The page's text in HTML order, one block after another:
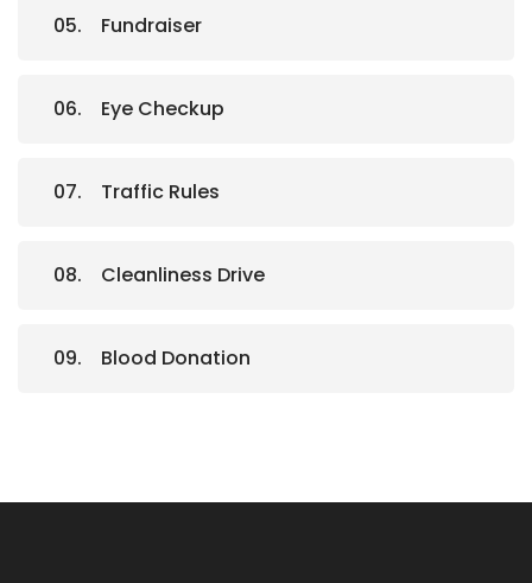
Fundraiser
Eye Checkup
Traffic Rules
Cleanliness Drive
Blood Donation